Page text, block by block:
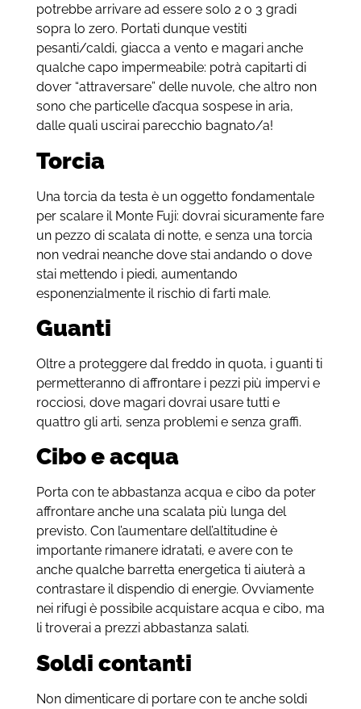
potrebbe arrivare ad essere solo 2 o 3 gradi
sopra lo zero. Portati dunque vestiti
pesanti/caldi, giacca a vento e magari anche
qualche capo impermeabile: potrà capitarti di
dover “attraversare” delle nuvole, che altro non
sono che particelle d’acqua sospese in aria,
dalle quali uscirai parecchio bagnato/a!
Torcia
Una torcia da testa è un oggetto fondamentale
per scalare il Monte Fuji: dovrai sicuramente fare
un pezzo di scalata di notte, e senza una torcia
non vedrai neanche dove stai andando o dove
stai mettendo i piedi, aumentando
esponenzialmente il rischio di farti male.
Guanti
Oltre a proteggere dal freddo in quota, i guanti ti
permetteranno di affrontare i pezzi più impervi e
rocciosi, dove magari dovrai usare tutti e
quattro gli arti, senza problemi e senza graffi.
Cibo e acqua
Porta con te abbastanza acqua e cibo da poter
affrontare anche una scalata più lunga del
previsto. Con l’aumentare dell’altitudine è
importante rimanere idratati, e avere con te
anche qualche barretta energetica ti aiuterà a
contrastare il dispendio di energie. Ovviamente
nei rifugi è possibile acquistare acqua e cibo, ma
li troverai a prezzi abbastanza salati.
Soldi contanti
Non dimenticare di portare con te anche soldi